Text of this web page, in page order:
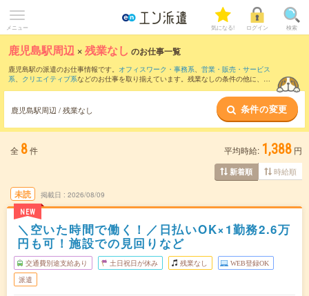
メニュー 気になる! ログイン 検索
鹿児島駅周辺 ×残業なし のお仕事一覧
鹿児島駅の派遣のお仕事情報です。 オフィスワーク・事務系、 営業・販売・サービス
系、 クリエイティブ系などのお仕事を取り揃えています。残業なしの条件の他に、 交
鹿児島駅周辺 / 残業なし 条件の変更
全 8件 平均時給: 1,388 円
新着順 時給順
未読
NEW
掲載日 2026/08/09
＼空いた時間で働く！／日払いOK×1勤務2.6万
円も可！施設での見回りなど
交通費別途支給あり 土日祝日が休み 残業なし WEB登録OK
派遣